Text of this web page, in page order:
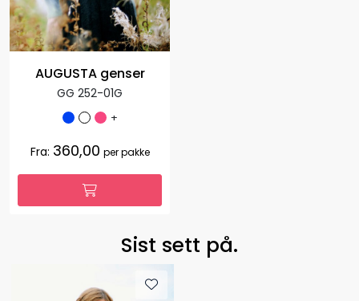
AUGUSTA genser
GG 252-01G
+
Fra: 360,00 per pakke
Sist sett på.